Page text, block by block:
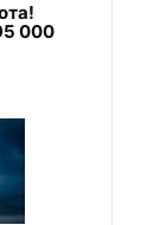
000